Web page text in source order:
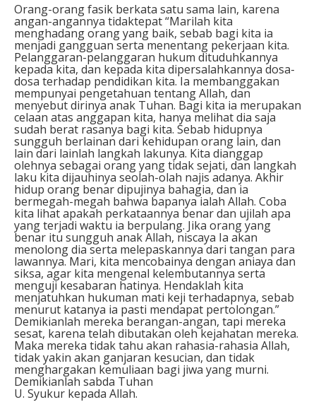
Orang-orang fasik berkata satu sama lain, karena
angan-angannya tidaktepat “Marilah kita
menghadang orang yang baik, sebab bagi kita ia
menjadi gangguan serta menentang pekerjaan kita.
Pelanggaran-pelanggaran hukum dituduhkannya
kepada kita, dan kepada kita dipersalahkannya dosa-
dosa terhadap pendidikan kita. Ia membanggakan
mempunyai pengetahuan tentang Allah, dan
menyebut dirinya anak Tuhan. Bagi kita ia merupakan
celaan atas anggapan kita, hanya melihat dia saja
sudah berat rasanya bagi kita. Sebab hidupnya
sungguh berlainan dari kehidupan orang lain, dan
lain dari lainlah langkah lakunya. Kita dianggap
olehnya sebagai orang yang tidak sejati, dan langkah
laku kita dijauhinya seolah-olah najis adanya. Akhir
hidup orang benar dipujinya bahagia, dan ia
bermegah-megah bahwa bapanya ialah Allah. Coba
kita lihat apakah perkataannya benar dan ujilah apa
yang terjadi waktu ia berpulang. Jika orang yang
benar itu sungguh anak Allah, niscaya Ia akan
menolong dia serta melepaskannya dari tangan para
lawannya. Mari, kita mencobainya dengan aniaya dan
siksa, agar kita mengenal kelembutannya serta
menguji kesabaran hatinya. Hendaklah kita
menjatuhkan hukuman mati keji terhadapnya, sebab
menurut katanya ia pasti mendapat pertolongan.”
Demikianlah mereka berangan-angan, tapi mereka
sesat, karena telah dibutakan oleh kejahatan mereka.
Maka mereka tidak tahu akan rahasia-rahasia Allah,
tidak yakin akan ganjaran kesucian, dan tidak
menghargakan kemuliaan bagi jiwa yang murni.
Demikianlah sabda Tuhan
U. Syukur kepada Allah.